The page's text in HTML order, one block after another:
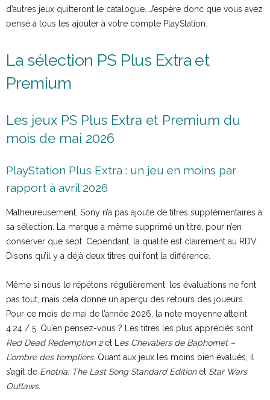
d’autres jeux quitteront le catalogue. J’espère donc que vous avez
pensé à tous les ajouter à votre compte PlayStation.
La sélection PS Plus Extra et
Premium
Les jeux PS Plus Extra et Premium du
mois de mai 2026
PlayStation Plus Extra : un jeu en moins par
rapport à avril 2026
Malheureusement, Sony n’a pas ajouté de titres supplémentaires à
sa sélection. La marque a même supprimé un titre, pour n’en
conserver que sept. Cependant, la qualité est clairement au RDV.
Disons qu’il y a déjà deux titres qui font la différence.
Même si nous le répétons régulièrement, les évaluations ne font
pas tout, mais cela donne un aperçu des retours des joueurs.
Pour ce mois de mai de l’année 2026, la note moyenne atteint
4.24 / 5. Qu’en pensez-vous ? Les titres les plus appréciés sont
Red Dead Redemption 2et L es Chevaliers de Baphomet –
L’ombre des templiers. Quant aux jeux les moins bien évalués, il
s’agit de Enotria: The Last Song Standard Editionet Star Wars
Outlaws.